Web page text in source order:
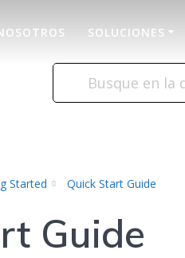
SOLUCIONES
Started Quick Start Guide
Guide